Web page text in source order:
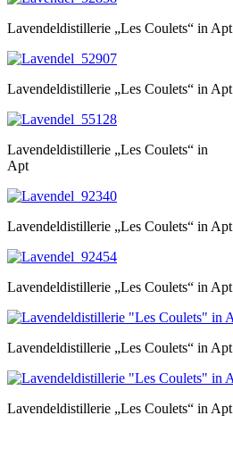
Lavendeldistillerie „Les Coulets“ in Apt
Lavendeldistillerie „Les Coulets“ in Apt
Lavendeldistillerie „Les Coulets“ in
Apt
Lavendeldistillerie „Les Coulets“ in Apt
Lavendeldistillerie „Les Coulets“ in Apt
Lavendeldistillerie „Les Coulets“ in Apt
Lavendeldistillerie „Les Coulets“ in Apt